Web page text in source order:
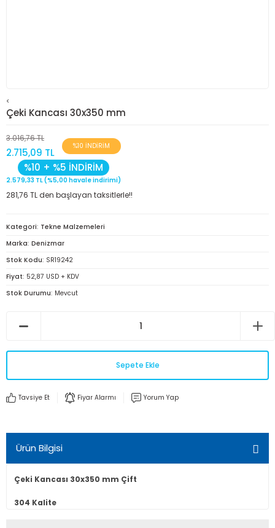
<
Çeki Kancası 30x350 mm
3.016,76 TL
2.715,09 TL
%10 İNDİRİM
%10 + %5 İNDİRİM
2.579,33 TL (%5,00 havale indirimi)
281,76 TL den başlayan taksitlerle!!
Kategori Tekne Malzemeleri
Marka Denizmar
Stok Kodu SR19242
Fiyat 52,87 USD + KDV
Stok Durumu Mevcut
Sepete Ekle
Tavsiye Et Fiyar Alarmı Yorum Yap
Ürün Bilgisi
Çeki Kancası 30x350 mm Çift
304 Kalite